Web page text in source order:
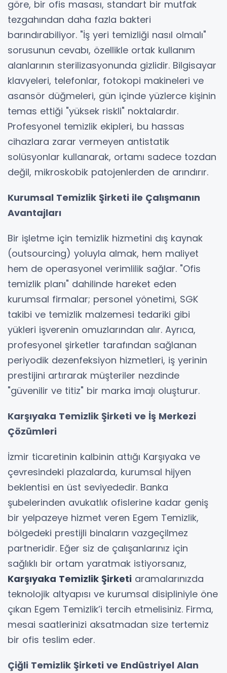
göre, bir ofis masası, standart bir mutfak
tezgahından daha fazla bakteri
barındırabiliyor. "İş yeri temizliği nasıl olmalı"
sorusunun cevabı, özellikle ortak kullanım
alanlarının sterilizasyonunda gizlidir. Bilgisayar
klavyeleri, telefonlar, fotokopi makineleri ve
asansör düğmeleri, gün içinde yüzlerce kişinin
temas ettiği "yüksek riskli" noktalardır.
Profesyonel temizlik ekipleri, bu hassas
cihazlara zarar vermeyen antistatik
solüsyonlar kullanarak, ortamı sadece tozdan
değil, mikroskobik patojenlerden de arındırır.
Kurumsal Temizlik Şirketi ile Çalışmanın
Avantajları
Bir işletme için temizlik hizmetini dış kaynak
(outsourcing) yoluyla almak, hem maliyet
hem de operasyonel verimlilik sağlar. "Ofis
temizlik planı" dahilinde hareket eden
kurumsal firmalar; personel yönetimi, SGK
takibi ve temizlik malzemesi tedariki gibi
yükleri işverenin omuzlarından alır. Ayrıca,
profesyonel şirketler tarafından sağlanan
periyodik dezenfeksiyon hizmetleri, iş yerinin
prestijini artırarak müşteriler nezdinde
"güvenilir ve titiz" bir marka imajı oluşturur.
Karşıyaka Temizlik Şirketi ve İş Merkezi
Çözümleri
İzmir ticaretinin kalbinin attığı Karşıyaka ve
çevresindeki plazalarda, kurumsal hijyen
beklentisi en üst seviyededir. Banka
şubelerinden avukatlık ofislerine kadar geniş
bir yelpazeye hizmet veren Egem Temizlik,
bölgedeki prestijli binaların vazgeçilmez
partneridir. Eğer siz de çalışanlarınız için
sağlıklı bir ortam yaratmak istiyorsanız,
Karşıyaka Temizlik Şirketi aramalarınızda
teknolojik altyapısı ve kurumsal disipliniyle öne
çıkan Egem Temizlik’i tercih etmelisiniz. Firma,
mesai saatlerinizi aksatmadan size tertemiz
bir ofis teslim eder.
Çiğli Temizlik Şirketi ve Endüstriyel Alan